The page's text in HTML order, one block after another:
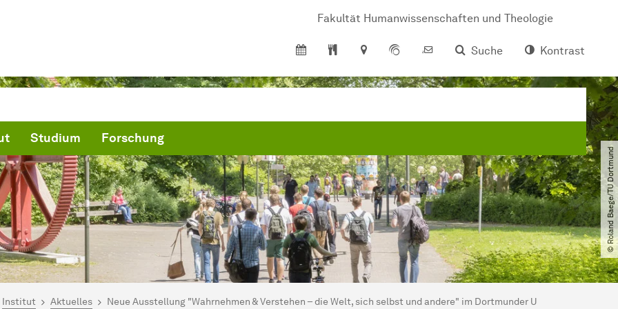
Fakultät Humanwissenschaften und Theologie
Suche
Kontrast
Studium Forschung
© Roland Baege​/​TU Dortmund
hier:
Institut Aktuelles Neue Ausstellung "Wahrnehmen & Verstehen – die Welt, sich selbst und andere" im Dortmunder U